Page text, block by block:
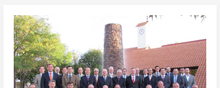
Curso
de
renovación